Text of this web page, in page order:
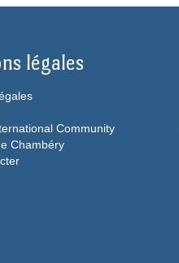
légales
Community
Chambéry